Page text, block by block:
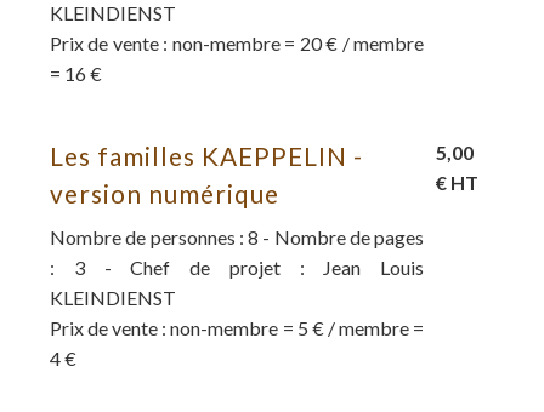
KLEINDIENST
Prix de vente : non-membre = 20 € / membre
= 16 €
Les familles KAEPPELIN -
version numérique
Nombre de personnes : 8 - Nombre de pages
: 3 - Chef de projet : Jean Louis
KLEINDIENST
Prix de vente : non-membre = 5 € / membre =
4 €
5,00
€ HT